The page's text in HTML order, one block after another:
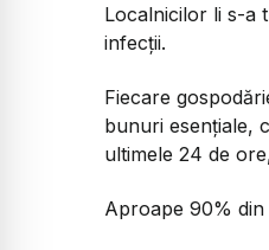
Localnicilor li s-a
infecții.
Fiecare
bunuri esențiale,
ultimele 24 de
Aproape 90%